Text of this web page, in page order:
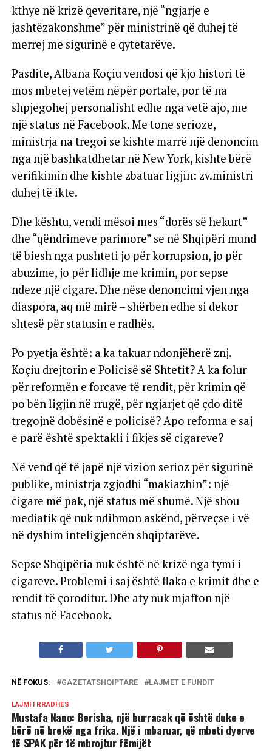
kthye në krizë qeveritare, një “ngjarje e
jashtëzakonshme” për ministrinë që duhej të
merrej me sigurinë e qytetarëve.
Pasdite, Albana Koçiu vendosi që kjo histori të
mos mbetej vetëm nëpër portale, por të na
shpjegohej personalisht edhe nga vetë ajo, me
një status në Facebook. Me tone serioze,
ministrja na tregoi se kishte marrë një denoncim
nga një bashkatdhetar në New York, kishte bërë
verifikimin dhe kishte zbatuar ligjin: zv.ministri
duhej të ikte.
Dhe kështu, vendi mësoi mes “dorës së hekurt”
dhe “qëndrimeve parimore” se në Shqipëri mund
të biesh nga pushteti jo për korrupsion, jo për
abuzime, jo për lidhje me krimin, por sepse
ndeze një cigare. Dhe nëse denoncimi vjen nga
diaspora, aq më mirë – shërben edhe si dekor
shtesë për statusin e radhës.
Po pyetja është: a ka takuar ndonjëherë znj.
Koçiu drejtorin e Policisë së Shtetit? A ka folur
për reformën e forcave të rendit, për krimin që
po bën ligjin në rrugë, për ngjarjet që çdo ditë
tregojnë dobësinë e policisë? Apo reforma e saj
e parë është spektakli i fikjes së cigareve?
Në vend që të japë një vizion serioz për sigurinë
publike, ministrja zgjodhi “makiazhin”: një
cigare më pak, një status më shumë. Një shou
mediatik që nuk ndihmon askënd, përveçse i vë
në dyshim inteligjencën shqiptarëve.
Sepse Shqipëria nuk është në krizë nga tymi i
cigareve. Problemi i saj është flaka e krimit dhe e
rendit të çoroditur. Dhe aty nuk mjafton një
status në Facebook.
NË FOKUS: GAZETATSHQIPTARE LAJMET E FUNDIT
LAJMI I RRADHËS
Mustafa Nano: Berisha, një burracak që është duke e
bërë në brekë nga frika. Një i mbaruar, që mbeti dyerve
të SPAK për të mbrojtur fëmijët